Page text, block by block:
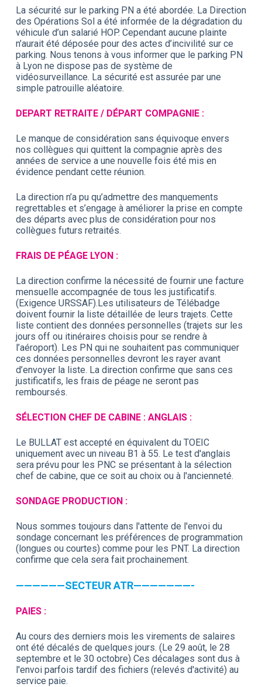
La sécurité sur le parking PN a été abordée. La Direction
des Opérations Sol a été informée de la dégradation du
véhicule d’un salarié HOP. Cependant aucune plainte
n’aurait été déposée pour des actes d’incivilité sur ce
parking. Nous tenons à vous informer que le parking PN
à Lyon ne dispose pas de système de
vidéosurveillance. La sécurité est assurée par une
simple patrouille aléatoire.
DEPART RETRAITE / DÉPART COMPAGNIE :
Le manque de considération sans équivoque envers
nos collègues qui quittent la compagnie après des
années de service a une nouvelle fois été mis en
évidence pendant cette réunion.
La direction n’a pu qu’admettre des manquements
regrettables et s’engage à améliorer la prise en compte
des départs avec plus de considération pour nos
collègues futurs retraités.
FRAIS DE PÉAGE LYON :
La direction confirme la nécessité de fournir une facture
mensuelle accompagnée de tous les justificatifs.
(Exigence URSSAF).Les utilisateurs de Télébadge
doivent fournir la liste détaillée de leurs trajets. Cette
liste contient des données personnelles (trajets sur les
jours off ou itinéraires choisis pour se rendre à
l’aéroport). Les PN qui ne souhaitent pas communiquer
ces données personnelles devront les rayer avant
d’envoyer la liste. La direction confirme que sans ces
justificatifs, les frais de péage ne seront pas
remboursés.
SÉLECTION CHEF DE CABINE : ANGLAIS :
Le BULLAT est accepté en équivalent du TOEIC
uniquement avec un niveau B1 à 55. Le test d'anglais
sera prévu pour les PNC se présentant à la sélection
chef de cabine, que ce soit au choix ou à l'ancienneté.
SONDAGE PRODUCTION :
Nous sommes toujours dans l'attente de l'envoi du
sondage concernant les préférences de programmation
(longues ou courtes) comme pour les PNT. La direction
confirme que cela sera fait prochainement.
——————SECTEUR ATR———————-
PAIES :
Au cours des derniers mois les virements de salaires
ont été décalés de quelques jours. (Le 29 août, le 28
septembre et le 30 octobre) Ces décalages sont dus à
l'envoi parfois tardif des fichiers (relevés d'activité) au
service paie.